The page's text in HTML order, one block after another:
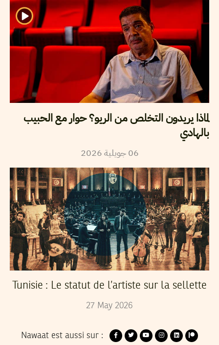
لماذا يريدون التخلص من الريو؟ حوار مع الحبيب
بالهادي
06 جويلية2026
Tunisie : Le statut de l’artiste sur la sellette
27 May 2026
Nawaat est aussi sur :